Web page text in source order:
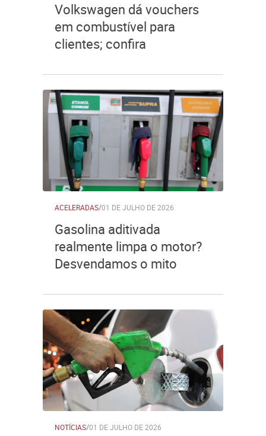
Volkswagen dá vouchers
em combustível para
clientes; confira
ACELERADAS/01 DE JULHO DE 2026
Gasolina aditivada
realmente limpa o motor?
Desvendamos o mito
NOTÍCIAS/01 DE JULHO DE 2026